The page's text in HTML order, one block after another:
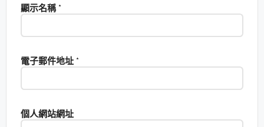
顯示名稱 *
電子郵件地址 *
個人網站網址